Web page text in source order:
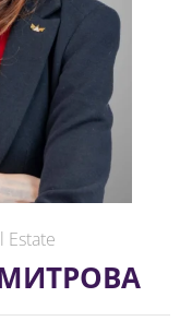
Estate